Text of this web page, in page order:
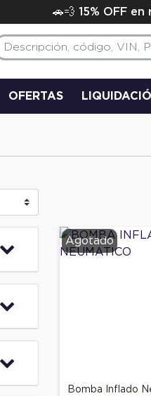
🚗💨 15% OFF
OFERTAS
Agotado
Bomba Inflado